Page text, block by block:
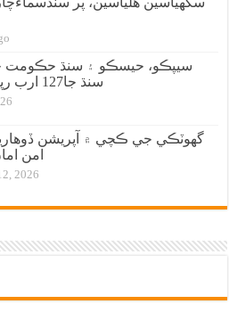
سيپڪو، حيسڪو ۽ سنڌ حڪومت
سنڌ جا127 ارب رپيا ٻڏي ويا؟
گهوٽڪي جي ڪچي ۾ آپريشن
امن
2026